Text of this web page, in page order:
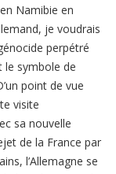
Namibie en
je voudrais
perpétré
le symbole de
point de vue
visite
sa nouvelle
de la France par
l’Allemagne se